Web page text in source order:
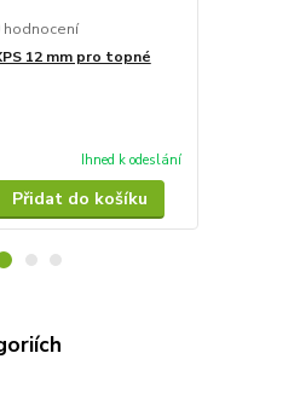
hodnocení
12 mm pro topné
Ihned k odeslání
Přidat do košíku